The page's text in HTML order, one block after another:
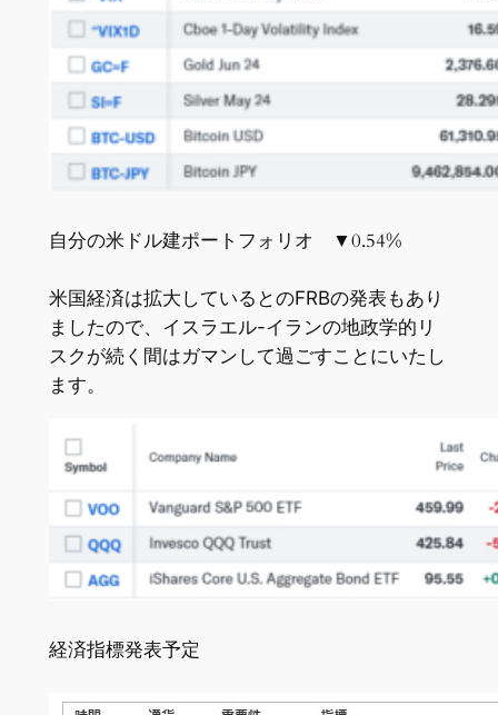
自分の米ドル建ポートフォリオ ▼0.54%
米国経済は拡大しているとのFRBの発表もあり
ましたので、イスラエル-イランの地政学的リ
スクが続く間はガマンして過ごすことにいたし
ます。
経済指標発表予定